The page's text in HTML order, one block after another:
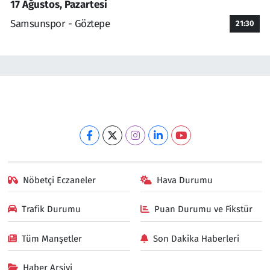
17 Ağustos, Pazartesi
Samsunspor - Göztepe
21:30
Nöbetçi Eczaneler Hava Durumu
Trafik Durumu Puan Durumu ve Fikstür
Tüm Manşetler Son Dakika Haberleri